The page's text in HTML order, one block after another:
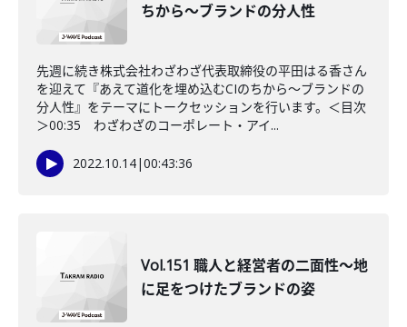
ちから～ブランドの分人性
先週に続き株式会社わざわざ代表取締役の平田はる香さん
を迎えて『あえて道化を埋め込むCIのちから～ブランドの
分人性』をテーマにトークセッションを行います。＜目次
＞00:35 わざわざのコーポレート・アイ...
2022.10.14|00:43:36
Vol.151 職人と経営者の二面性～地
に足をつけたブランドの姿